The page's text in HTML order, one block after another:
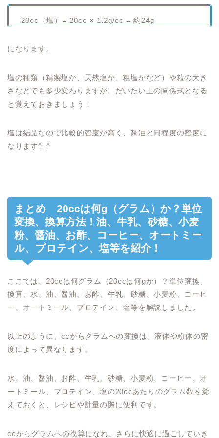
20cc（塩）= 20cc × 1.2g/cc = 約24g
になります。
塩の種類（精製塩か、天然塩か、粗塩かなど）や粒の大き
さなどでも多少変わりますが、だいたい上の関係式となる
と覚えておきましょう！
塩は結晶なので比較的密度が高く、醤油と同程度の密度に
なります^_^
まとめ 20ccは何g（グラム）か？単位
変換、換算方法！油、牛乳、砂糖、小麦
粉、醤油、お酢、コーヒー、オートミー
ル、プロテイン、塩等を紹介！
ここでは、20ccは何グラム（20ccは何gか）？単位変換、
換算、水、油、醤油、お酢、牛乳、砂糖、小麦粉、コーヒ
ー、オートミール、プロテイン、塩等を解説しました。
以上のように、ccからグラムへの変換は、液体や粉体の密
度によって異なります。
水、油、醤油、お酢、牛乳、砂糖、小麦粉、コーヒー、オ
ートミール、プロテイン、塩の20ccあたりのグラム数を覚
えておくと、レシピや計量の際に便利です。
ccからグラムへの換算になれ、さらに快適に過ごしていき